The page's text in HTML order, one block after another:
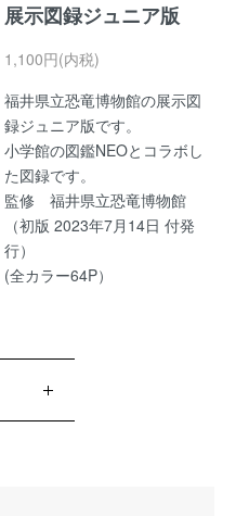
展示図録ジュニア版
1,100円(内税)
福井県立恐竜博物館の展示図
録ジュニア版です。
小学館の図鑑NEOとコラボし
た図録です。
監修 福井県立恐竜博物館
（初版 2023年7月14日 付発
行）
(全カラー64P）